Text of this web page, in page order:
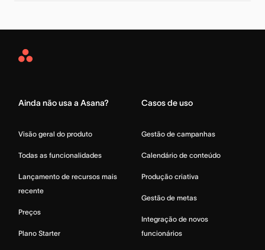
Asana
Ainda não usa a Asana?
Visão geral do produto
Todas as funcionalidades
Lançamento de recursos mais
recente
Preços
Plano Starter
Casos de uso
Gestão de campanhas
Calendário de conteúdo
Produção criativa
Gestão de metas
Integração de novos
funcionários